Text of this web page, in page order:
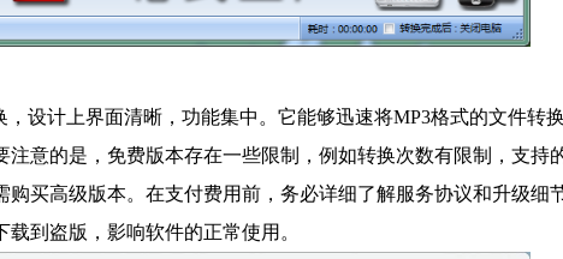
设计上界面清晰，功能集中。它能够迅速将MP3格式的文件转换
意的是，免费版本存在一些限制，例如转换次数有限制，支持
买高级版本。在支付费用前，务必详细了解服务协议和升级细
到盗版，影响软件的正常使用。